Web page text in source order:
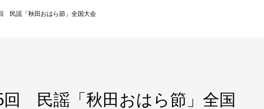
民謡「秋田おはら節」全国大会
回 民謡「秋田おはら節」全国